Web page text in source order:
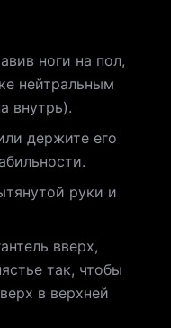
ноги на пол,
нейтральным
внутрь).
держите его
руки и
вверх,
так, чтобы
в верхней